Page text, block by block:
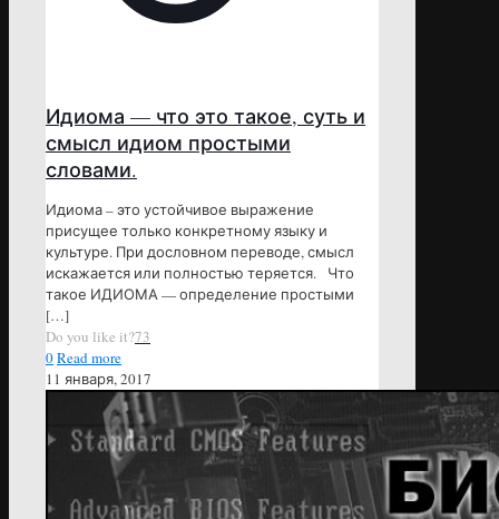
Идиома — что это такое, суть и
смысл идиом простыми
словами.
Идиома – это устойчивое выражение
присущее только конкретному языку и
культуре. При дословном переводе, смысл
искажается или полностью теряется. Что
такое ИДИОМА — определение простыми
[…]
Do you like it?73
0Read more
11 января, 2017